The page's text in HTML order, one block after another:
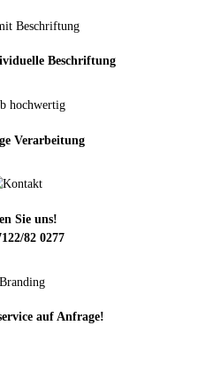
Beschriftung
Verarbeitung
Sie uns!
82 0277
auf Anfrage!